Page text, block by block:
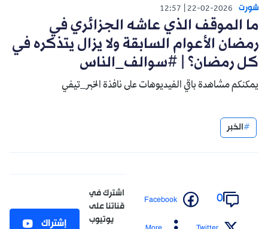
شورت 22-02-2026
12:57
ما الموقف الذي عاشه الجزائري في
رمضان الأعوام السابقة ولا يزال يتذكره في
كل رمضان؟ | #سوالف_الناس
يمكنكم مشاهدة باقي الفيديوهات على نافذة الخبر_تيفي
الخبر
0
Facebook
اشترك في
قناتنا على
يوتيوب
إشتراك